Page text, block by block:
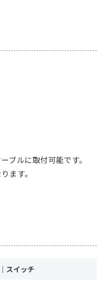
ブルに取付可能です。
ます。
スイッチ